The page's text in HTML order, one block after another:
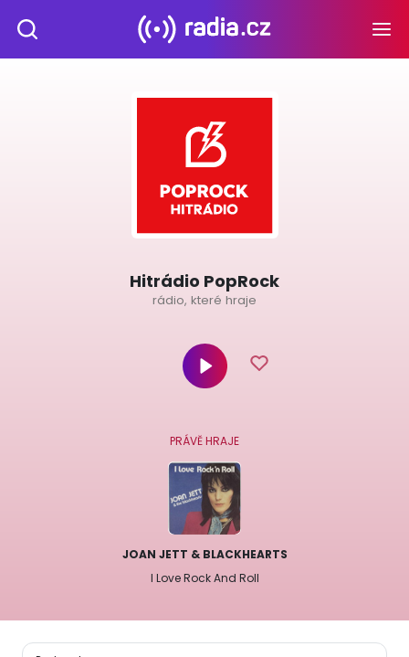
Hitrádio PopRock
rádio, které hraje
PRÁVĚ HRAJE
JOAN JETT & BLACKHEARTS
I Love Rock And Roll